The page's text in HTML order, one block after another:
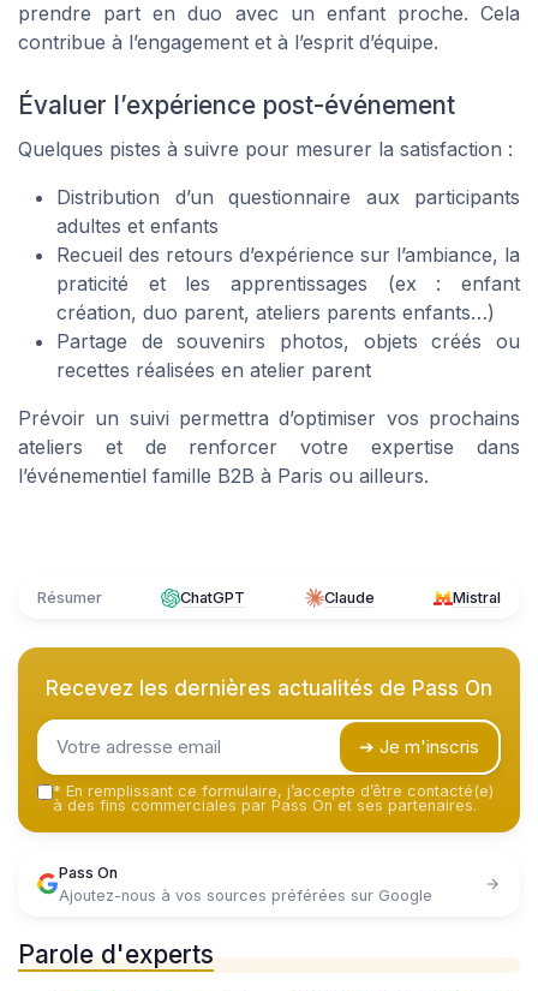
prendre part en duo avec un enfant proche. Cela
contribue à l’engagement et à l’esprit d’équipe.
Évaluer l’expérience post-événement
Quelques pistes à suivre pour mesurer la satisfaction :
Distribution d’un questionnaire aux participants
adultes et enfants
Recueil des retours d’expérience sur l’ambiance, la
praticité et les apprentissages (ex : enfant
création, duo parent, ateliers parents enfants…)
Partage de souvenirs photos, objets créés ou
recettes réalisées en atelier parent
Prévoir un suivi permettra d’optimiser vos prochains
ateliers et de renforcer votre expertise dans
l’événementiel famille B2B à Paris ou ailleurs.
Résumer ChatGPT Claude Mistral
Recevez les dernières actualités de Pass On
➔ Je m'inscris
* En remplissant ce formulaire, j’accepte d’être contacté(e)
à des fins commerciales par Pass On et ses partenaires.
Pass On
Ajoutez-nous à vos sources préférées sur Google
Parole d'experts